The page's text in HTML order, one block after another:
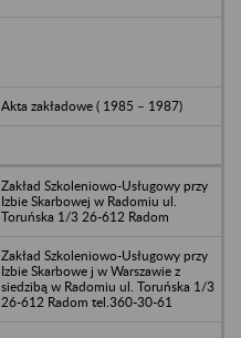
Akta zakładowe ( 1985 – 1987)
Zakład Szkoleniowo-Usługowy przy
Izbie Skarbowej w Radomiu ul.
Toruńska 1/3 26-612 Radom
Zakład Szkoleniowo-Usługowy przy
Izbie Skarbowe j w Warszawie z
siedzibą w Radomiu ul. Toruńska 1/3
26-612 Radom tel.360-30-61